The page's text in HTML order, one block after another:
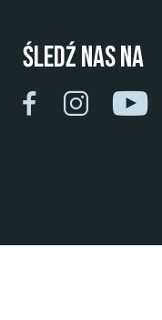
Śledź nas na